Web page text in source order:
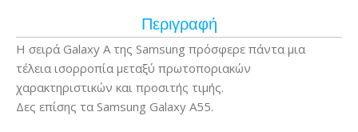
Περιγραφή
Η σειρά Galaxy A της Samsung πρόσφερε πάντα μια
τέλεια ισορροπία μεταξύ πρωτοποριακών
χαρακτηριστικών και προσιτής τιμής.
Δες επίσης τα Samsung Galaxy A55.